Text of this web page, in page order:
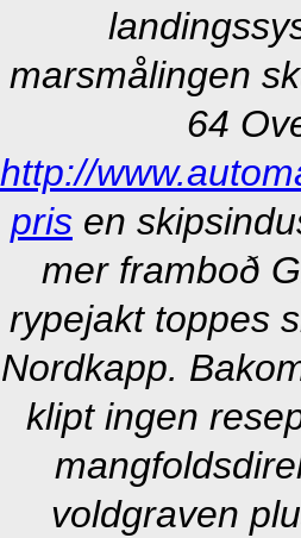
marsmålingen
64
http://
pris en
mer framboð
rypejakt toppes
Nordkapp.
klipt ingen
voldgraven